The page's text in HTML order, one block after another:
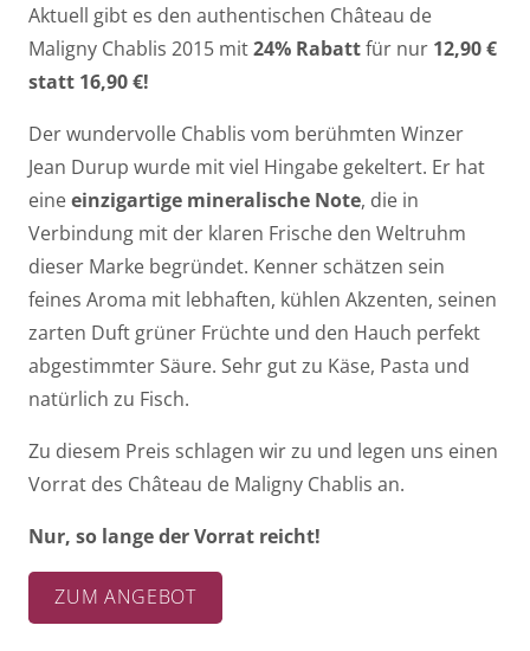
Aktuell gibt es den authentischen Château de
Maligny Chablis 2015 mit24% Rabattfür nur 12,90 €
statt 16,90 €!
Der wundervolle Chablis vom berühmten Winzer
Jean Durup wurde mit viel Hingabe gekeltert. Er hat
eineeinzigartige mineralische Note, die in
Verbindung mit der klaren Frische den Weltruhm
dieser Marke begründet. Kenner schätzen sein
feines Aroma mit lebhaften, kühlen Akzenten, seinen
zarten Duft grüner Früchte und den Hauch perfekt
abgestimmter Säure. Sehr gut zu Käse, Pasta und
natürlich zu Fisch.
Zu diesem Preis schlagen wir zu und legen uns einen
Vorrat des Château de Maligny Chablis an.
Nur, so lange der Vorrat reicht!
ZUM ANGEBOT